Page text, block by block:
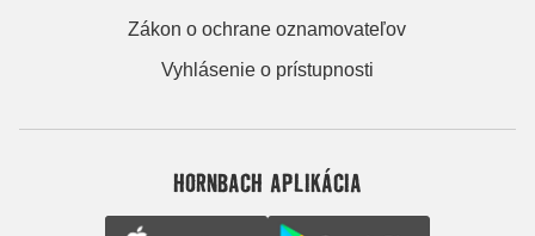
Zákon o ochrane oznamovateľov
Vyhlásenie o prístupnosti
HORNBACH APLIKÁCIA